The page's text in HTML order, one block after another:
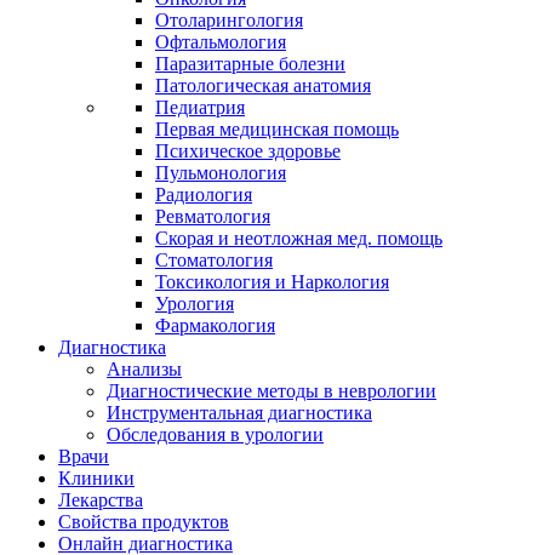
Отоларингология
Офтальмология
Паразитарные болезни
Патологическая анатомия
Педиатрия
Первая медицинская помощь
Психическое здоровье
Пульмонология
Радиология
Ревматология
Скорая и неотложная мед. помощь
Стоматология
Токсикология и Наркология
Урология
Фармакология
Диагностика
Анализы
Диагностические методы в неврологии
Инструментальная диагностика
Обследования в урологии
Врачи
Клиники
Лекарства
Свойства продуктов
Онлайн диагностика